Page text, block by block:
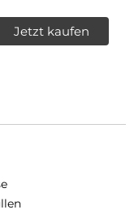
Jetzt kaufen